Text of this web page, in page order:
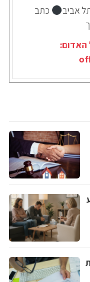
אביב
כתב
האדום: